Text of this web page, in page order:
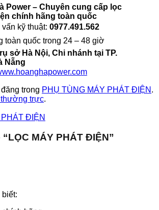
Power – Chuyên cung cấp lọc
chính hãng toàn quốc
kỹ thuật: 0977.491.562
toàn quốc trong 24 – 48 giờ
sở Hà Nội, Chi nhánh tại TP.
Nẵng
trong PHỤ TÙNG MÁY PHÁT ĐIỆN .
thường trực.
ĐIỆN
LỌC MÁY PHÁT ĐIỆN”
biết: